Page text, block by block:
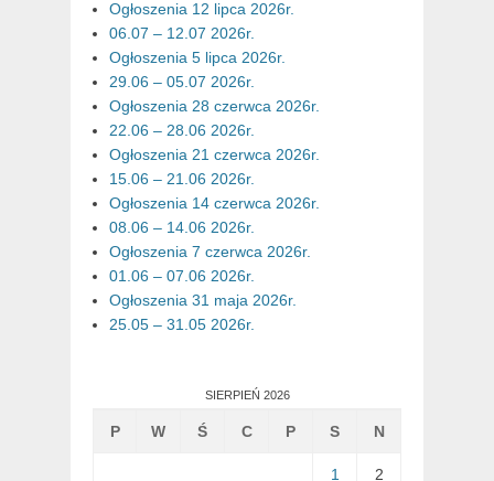
Ogłoszenia 12 lipca 2026r.
06.07 – 12.07 2026r.
Ogłoszenia 5 lipca 2026r.
29.06 – 05.07 2026r.
Ogłoszenia 28 czerwca 2026r.
22.06 – 28.06 2026r.
Ogłoszenia 21 czerwca 2026r.
15.06 – 21.06 2026r.
Ogłoszenia 14 czerwca 2026r.
08.06 – 14.06 2026r.
Ogłoszenia 7 czerwca 2026r.
01.06 – 07.06 2026r.
Ogłoszenia 31 maja 2026r.
25.05 – 31.05 2026r.
SIERPIEŃ 2026
P W Ś C P S N
1 2